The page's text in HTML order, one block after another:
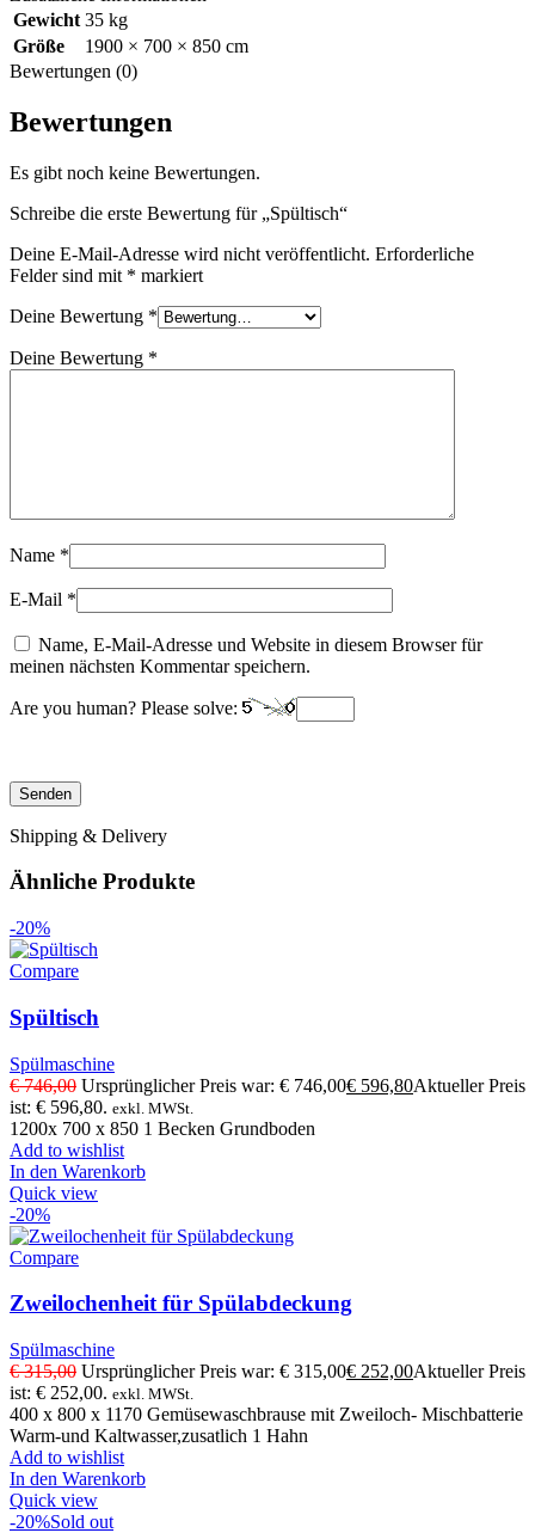
Gewicht 35 kg
Größe
1900 × 700 × 850 cm
Bewertungen (0)
Bewertungen
Es gibt noch keine Bewertungen.
Schreibe die erste Bewertung für „Spültisch“
Deine E-Mail-Adresse wird nicht veröffentlicht. Erforderliche
Felder sind mit * markiert
Deine Bewertung *
Deine Bewertung *
Name *
E-Mail *
Name, E-Mail-Adresse und Website in diesem Browser für
meinen nächsten Kommentar speichern.
Are you human? Please solve:
Shipping & Delivery
Ähnliche Produkte
-20%
Compare
Spültisch
Spülmaschine
€746,00 Ursprünglicher Preis war: € 746,00€ 596,80Aktueller Preis
ist: € 596,80. exkl. MWSt.
1200x 700 x 850 1 Becken Grundboden
Add to wishlist
In den Warenkorb
Quick view
-20%
Compare
Zweilochenheit für Spülabdeckung
Spülmaschine
€315,00 Ursprünglicher Preis war: € 315,00€ 252,00Aktueller Preis
ist: € 252,00. exkl. MWSt.
400 x 800 x 1170 Gemüsewaschbrause mit Zweiloch- Mischbatterie
Warm-und Kaltwasser,zusatlich 1 Hahn
Add to wishlist
In den Warenkorb
Quick view
-20%Sold out